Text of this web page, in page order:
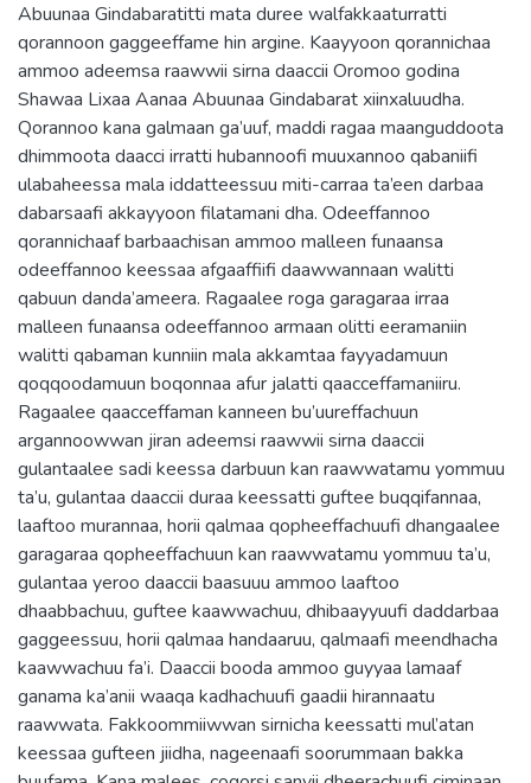
Abuunaa Gindabaratitti mata duree walfakkaaturratti
qorannoon gaggeeffame hin argine. Kaayyoon qorannichaa
ammoo adeemsa raawwii sirna daaccii Oromoo godina
Shawaa Lixaa Aanaa Abuunaa Gindabarat xiinxaluudha.
Qorannoo kana galmaan ga’uuf, maddi ragaa maanguddoota
dhimmoota daacci irratti hubannoofi muuxannoo qabaniifi
ulabaheessa mala iddatteessuu miti-carraa ta’een darbaa
dabarsaafi akkayyoon filatamani dha. Odeeffannoo
qorannichaaf barbaachisan ammoo malleen funaansa
odeeffannoo keessaa afgaaffiifi daawwannaan walitti
qabuun danda’ameera. Ragaalee roga garagaraa irraa
malleen funaansa odeeffannoo armaan olitti eeramaniin
walitti qabaman kunniin mala akkamtaa fayyadamuun
qoqqoodamuun boqonnaa afur jalatti qaacceffamaniiru.
Ragaalee qaacceffaman kanneen bu’uureffachuun
argannoowwan jiran adeemsi raawwii sirna daaccii
gulantaalee sadi keessa darbuun kan raawwatamu yommuu
ta’u, gulantaa daaccii duraa keessatti guftee buqqifannaa,
laaftoo murannaa, horii qalmaa qopheeffachuufi dhangaalee
garagaraa qopheeffachuun kan raawwatamu yommuu ta’u,
gulantaa yeroo daaccii baasuuu ammoo laaftoo
dhaabbachuu, guftee kaawwachuu, dhibaayyuufi daddarbaa
gaggeessuu, horii qalmaa handaaruu, qalmaafi meendhacha
kaawwachuu fa’i. Daaccii booda ammoo guyyaa lamaaf
ganama ka’anii waaqa kadhachuufi gaadii hirannaatu
raawwata. Fakkoommiiwwan sirnicha keessatti mul’atan
keessaa gufteen jiidha, nageenaafi soorummaan bakka